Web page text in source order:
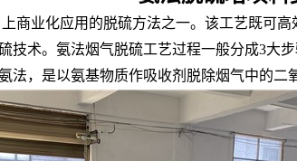
业化应用的脱硫方法之一。该工艺既可高
技术。氨法烟气脱硫工艺过程一般分成3大
法，是以氨基物质作吸收剂脱除烟气中的